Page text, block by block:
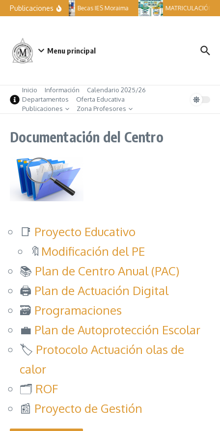
Saltar al contenido
Publicaciones Becas IES Moraima MATRICULACIÓN
Menu principal
Inicio Información
Calendario 2025/26
Departamentos
Oferta Educativa
Publicaciones
Zona Profesores
Documentación del Centro
📑 Proyecto Educativo
🔖 Modificación del PE
📚 Plan de Centro Anual (PAC)
🖨️ Plan de Actuación Digital
🗃️ Programaciones
💼 Plan de Autoprotección Escolar
🏷️ Protocolo Actuación olas de
calor
🗂️ ROF
📰 Proyecto de Gestión